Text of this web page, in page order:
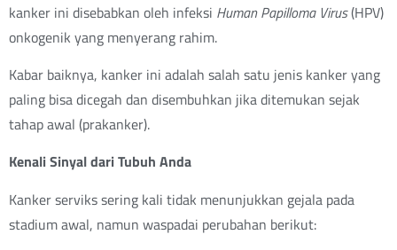
kanker ini disebabkan oleh infeksi Human Papilloma Virus(HPV)
onkogenik yang menyerang rahim.
Kabar baiknya, kanker ini adalah salah satu jenis kanker yang
paling bisa dicegah dan disembuhkan jika ditemukan sejak
tahap awal (prakanker).
Kenali Sinyal dari Tubuh Anda
Kanker serviks sering kali tidak menunjukkan gejala pada
stadium awal, namun waspadai perubahan berikut: